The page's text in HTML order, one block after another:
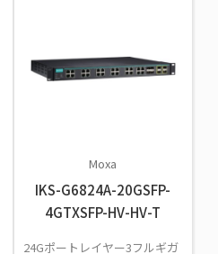
Moxa
IKS-G6824A-20GSFP-
4GTXSFP-HV-HV-T
24Gポートレイヤー3フルギガ